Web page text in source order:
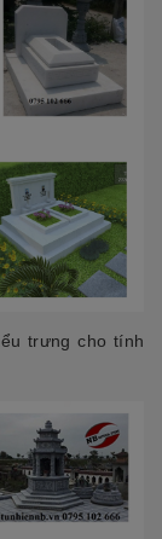
trưng cho tính